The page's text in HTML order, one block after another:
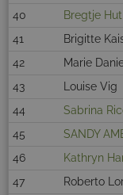
40
Bregtje Hut
41
Brigitte
42
Marie
43
Louise Vig
44
Sabrina
45
SANDY
46
Kathryn
47
Roberto